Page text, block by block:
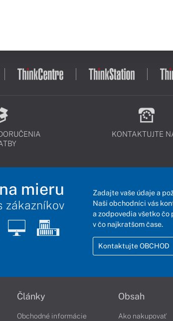
KONTAKTUJTE
mieru
zákazníkov
Zadajte vaše údaje a
Naši obchodníci vás
a zodpovedia všetko
v čo najkratšom čase.
Kontaktujte OBCHOD
Články
Obchodné informácie
Obsah
Ako nakupovať